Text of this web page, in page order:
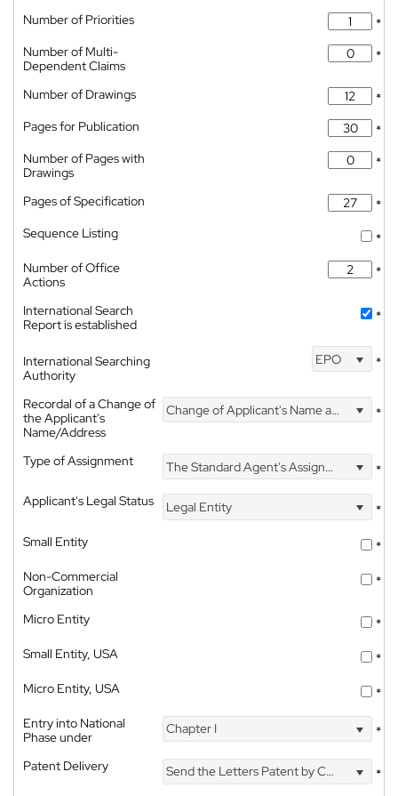
Number of Priorities
*
Number of Multi-
Dependent Claims
*
Number of Drawings
*
Pages for Publication
*
Number of Pages with
Drawings
*
Pages of Specification
*
Sequence Listing
*
Number of Office
Actions
*
International Search
Report is established
*
International Searching
Authority
EPO *
Recordal of a Change of
the Applicant's
Name/Address
Change of Applicant's Name and Address *
Type of Assignment The Standard Agent's Assignment
*
Applicant's Legal Status
Legal Entity
*
Small Entity
*
Non-Commercial
Organization
*
Micro Entity
*
Small Entity, USA
*
Micro Entity, USA
*
Entry into National
Phase under
Chapter I *
Patent Delivery Send the Letters Patent by Courier *